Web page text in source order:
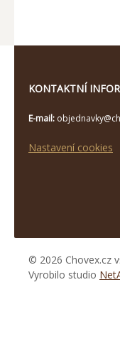
KONTAKTNÍ
E-mail:
Nastavení cookies
© 2026 Chovex.cz
Vyrobilo studio